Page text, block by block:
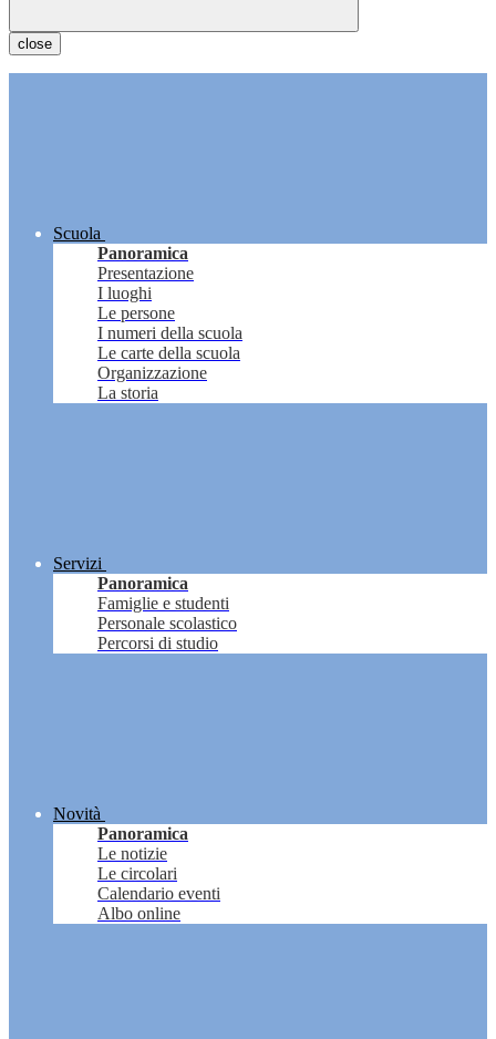
close
Scuola
Panoramica
Presentazione
I luoghi
Le persone
I numeri della scuola
Le carte della scuola
Organizzazione
La storia
Servizi
Panoramica
Famiglie e studenti
Personale scolastico
Percorsi di studio
Novità
Panoramica
Le notizie
Le circolari
Calendario eventi
Albo online